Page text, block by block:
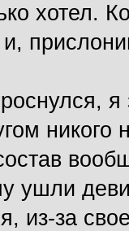
хотел.
и,
ушли
из-за